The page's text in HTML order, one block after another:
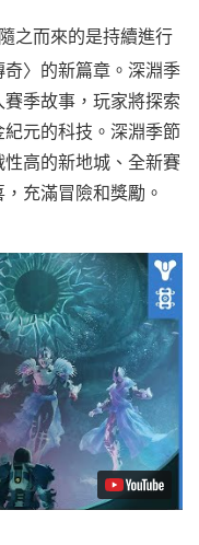
之而來的是持續進行
〉的新篇章。深淵季
季故事，玩家將探索
元的科技。深淵季節
高的新地城、全新賽
充滿冒險和獎勵。